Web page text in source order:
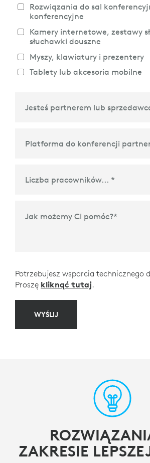
Rozwiązania do sal
konferencyjne
Kamery internetowe, zestawy
słuchawki douszne
Myszy, klawiatury i prezentery
Tablety lub akcesoria mobilne
Jak możemy Ci pomóc?*
Potrzebujesz wsparcia technicznego
Proszę kliknąć tutaj.
WYŚLIJ
ZAKRESIE